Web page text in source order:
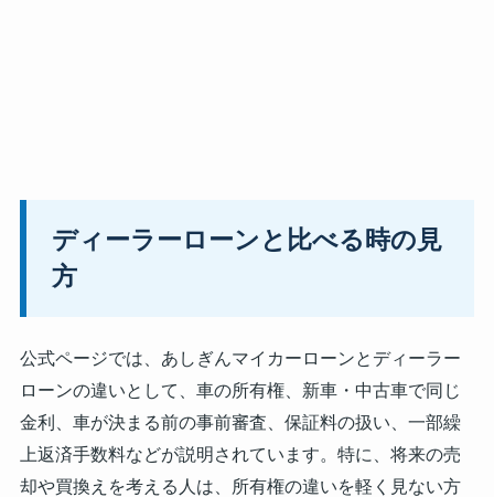
ディーラーローンと比べる時の見
方
公式ページでは、あしぎんマイカーローンとディーラー
ローンの違いとして、車の所有権、新車・中古車で同じ
金利、車が決まる前の事前審査、保証料の扱い、一部繰
上返済手数料などが説明されています。特に、将来の売
却や買換えを考える人は、所有権の違いを軽く見ない方